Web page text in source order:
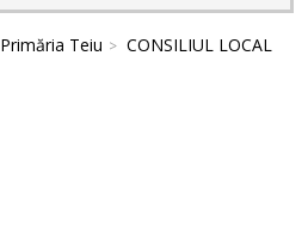
Primăria Teiu CONSILIUL LOCAL